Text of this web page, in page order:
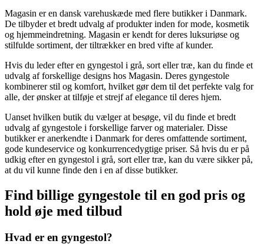
Magasin er en dansk varehuskæde med flere butikker i Danmark.
De tilbyder et bredt udvalg af produkter inden for mode, kosmetik
og hjemmeindretning. Magasin er kendt for deres luksuriøse og
stilfulde sortiment, der tiltrækker en bred vifte af kunder.
Hvis du leder efter en gyngestol i grå, sort eller træ, kan du finde et
udvalg af forskellige designs hos Magasin. Deres gyngestole
kombinerer stil og komfort, hvilket gør dem til det perfekte valg for
alle, der ønsker at tilføje et strejf af elegance til deres hjem.
Uanset hvilken butik du vælger at besøge, vil du finde et bredt
udvalg af gyngestole i forskellige farver og materialer. Disse
butikker er anerkendte i Danmark for deres omfattende sortiment,
gode kundeservice og konkurrencedygtige priser. Så hvis du er på
udkig efter en gyngestol i grå, sort eller træ, kan du være sikker på,
at du vil kunne finde den i en af disse butikker.
Find billige gyngestole til en god pris og
hold øje med tilbud
Hvad er en gyngestol?